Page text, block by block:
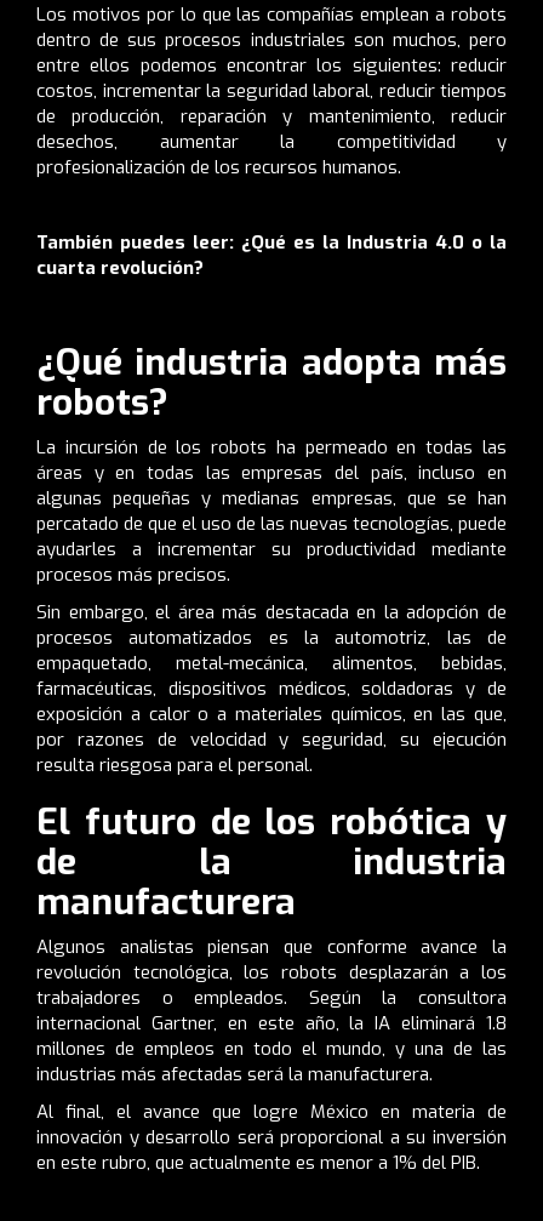
Los motivos por lo que las compañías emplean a robots
dentro de sus procesos industriales son muchos, pero
entre ellos podemos encontrar los siguientes: reducir
costos, incrementar la seguridad laboral, reducir tiempos
de producción, reparación y mantenimiento, reducir
desechos, aumentar la competitividad y
profesionalización de los recursos humanos.
También puedes leer: ¿Qué es la Industria 4.0 o la
cuarta revolución?
¿Qué industria adopta más
robots?
La incursión de los robots ha permeado en todas las
áreas y en todas las empresas del país, incluso en
algunas pequeñas y medianas empresas, que se han
percatado de que el uso de las nuevas tecnologías, puede
ayudarles a incrementar su productividad mediante
procesos más precisos.
Sin embargo, el área más destacada en la adopción de
procesos automatizados es la automotriz, las de
empaquetado, metal-mecánica, alimentos, bebidas,
farmacéuticas, dispositivos médicos, soldadoras y de
exposición a calor o a materiales químicos, en las que,
por razones de velocidad y seguridad, su ejecución
resulta riesgosa para el personal.
El futuro de los robótica y
de la industria
manufacturera
Algunos analistas piensan que conforme avance la
revolución tecnológica, los robots desplazarán a los
trabajadores o empleados. Según la consultora
internacional Gartner, en este año, la IA eliminará 1.8
millones de empleos en todo el mundo, y una de las
industrias más afectadas será la manufacturera.
Al final, el avance que logre México en materia de
innovación y desarrollo será proporcional a su inversión
en este rubro, que actualmente es menor a 1% del PIB.